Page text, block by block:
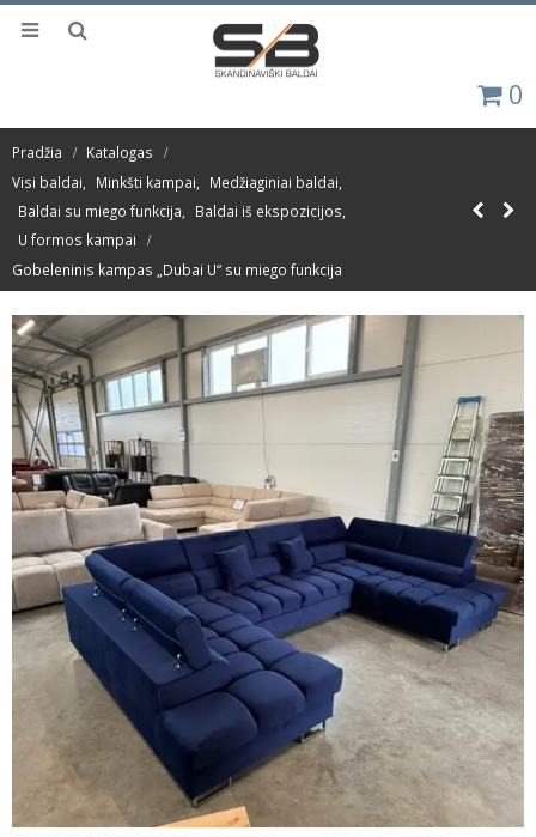
0
Pradžia
Katalogas
Visi baldai, Minkšti kampai, Medžiaginiai baldai,
Baldai su miego funkcija, Baldai iš ekspozicijos,
U formos kampai
Gobeleninis kampas „Dubai U“ su miego funkcija